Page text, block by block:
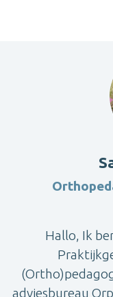
Hallo, Ik
adviesbureau